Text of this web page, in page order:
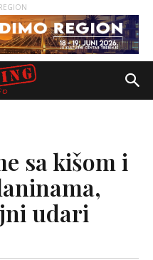
sa kišom i
udari